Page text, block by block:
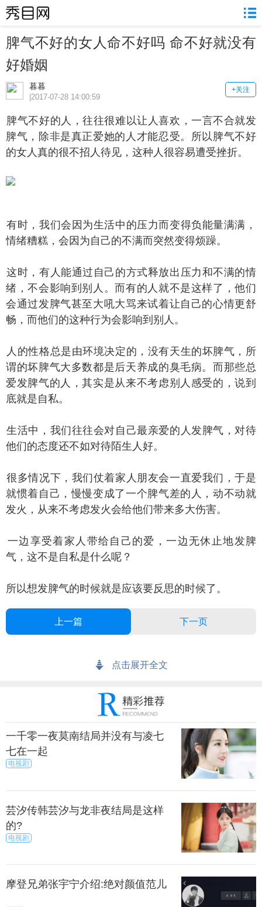
脾气不好的女人命不好吗 命不好就没有
好婚姻
暮暮 +关注
|2017-07-28 14:00:59
不好的人，往往很难以让人喜欢，一言不合就发
脾气，除非是真正爱她的人才能忍受。所以脾气不好
的女人真的很不招人待见，这种人很容易遭受挫折。
，我们会因为生活中的压力而变得负能量满满，
情绪糟糕，会因为自己的不满而突然变得烦躁。
，有人能通过自己的方式释放出压力和不满的情
绪，不会影响到别人。而有的人就不是这样了，他们
会通过发脾气甚至大吼大骂来试着让自己的心情更舒
畅，而他们的这种行为会影响到别人。
性格总是由环境决定的，没有天生的坏脾气，所
谓的坏脾气大多数都是后天养成的臭毛病。而那些总
爱发脾气的人，其实是从来不考虑别人感受的，说到
底就是自私。
中，我们往往会对自己最亲爱的人发脾气，对待
他们的态度还不如对待陌生人好。
情况下，我们仗着家人朋友会一直爱我们，于是
就惯着自己，慢慢变成了一个脾气差的人，动不动就
发火，从来不考虑发火会给他们带来多大伤害。
享受着家人带给自己的爱，一边无休止地发脾
气，这不是自私是什么呢？
想发脾气的时候就是应该要反思的时候了。
上一篇 下一页
点击展开全文
一千零一夜莫南结局并没有与凌七
七在一起
电视剧
芸汐传韩芸汐与龙非夜结局是这样
的?
电视剧
摩登兄弟张宇宁介绍:绝对颜值范儿